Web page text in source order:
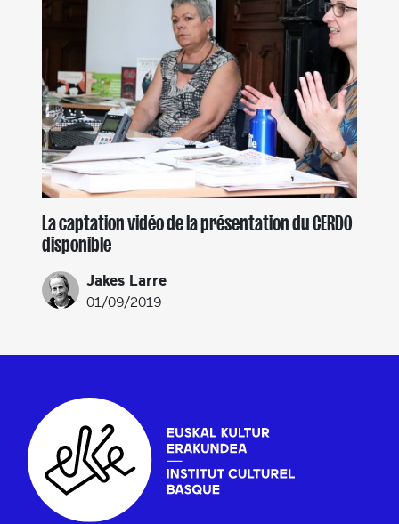
La captation vidéo de la présentation du CERDO
disponible
Jakes Larre
01/09/2019